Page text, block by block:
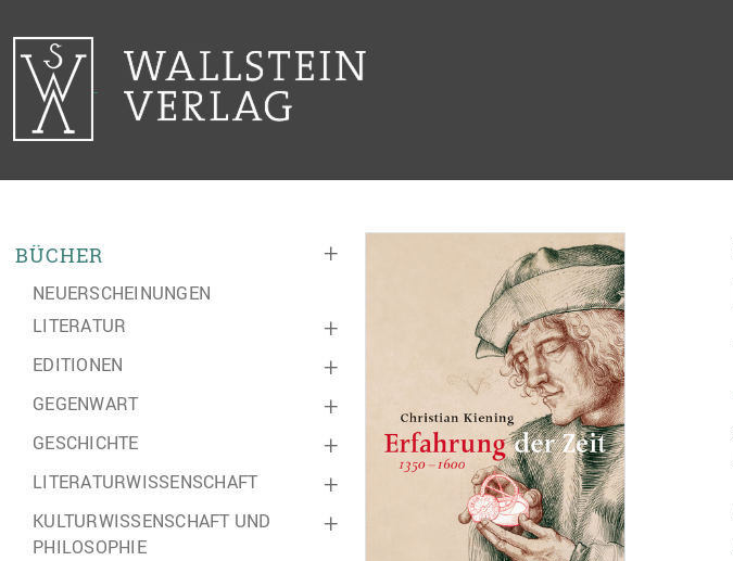
+
BÜCHER
NEUERSCHEINUNGEN
+
LITERATUR
+
EDITIONEN
+
GEGENWART
+
GESCHICHTE
+
LITERATURWISSENSCHAFT
+
KULTURWISSENSCHAFT UND
PHILOSOPHIE